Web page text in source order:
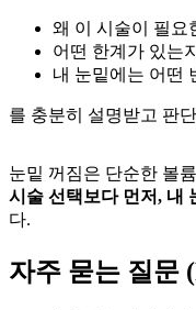
왜 이 시술이 필요
어떤 한계가 있는지
내 눈밑에는 어떤
를 충분히 설명받고 판
눈밑 꺼짐은 단순한 볼
시술 선택보다 먼저, 내
다.
자주 묻는 질문